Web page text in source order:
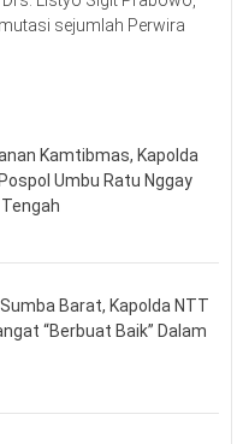
sejumlah Perwira
Kamtibmas, Kapolda
Umbu Ratu Nggay
Barat, Kapolda NTT
“Berbuat Baik” Dalam